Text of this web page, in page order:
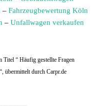
– Fahrzeugbewertung Köln
– Unfallwagen verkaufen
“ Häufig gestellte Fragen
übermittelt durch Carpr.de